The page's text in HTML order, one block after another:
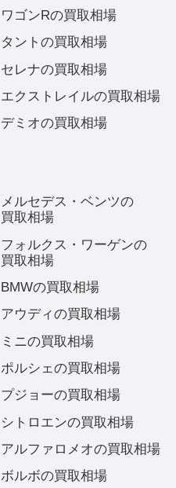
ワゴンRの買取相場
タントの買取相場
セレナの買取相場
エクストレイルの買取相場
デミオの買取相場
メルセデス・ベンツの
買取相場
フォルクス・ワーゲンの
買取相場
BMWの買取相場
アウディの買取相場
ミニの買取相場
ポルシェの買取相場
プジョーの買取相場
シトロエンの買取相場
アルファロメオの買取相場
ボルボの買取相場